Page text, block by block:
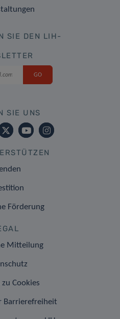
SIE DEN LIH-
SIE UNS
Förderung
Mitteilung
Cookies
Barrierefreiheit